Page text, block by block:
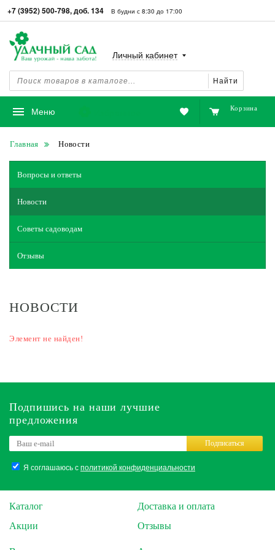
+7 (3952) 500-798, доб. 134 В будни с 8:30 до 17:00
Найти
Личный кабинет
Меню Корзина
Главная Новости
Вопросы и ответы
Новости
Советы садоводам
Отзывы
НОВОСТИ
Элемент не найден!
Подпишись на наши лучшие
предложения
Я соглашаюсь сполитикой конфиденциальности
Подписаться
Каталог
Акции
Доставка и оплата
Отзывы